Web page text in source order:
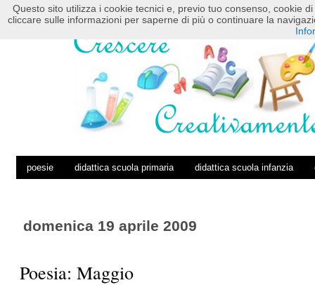
HOME POSTS RSS COMMENTS RSS
poesie didattica scuola primaria didattica scuola infanzia
domenica 19 aprile 2009
Poesia: Maggio
Questo sito utilizza i cookie tecnici e, previo tuo consenso, cookie
cliccare sulle informazioni per saperne di più o continuare la